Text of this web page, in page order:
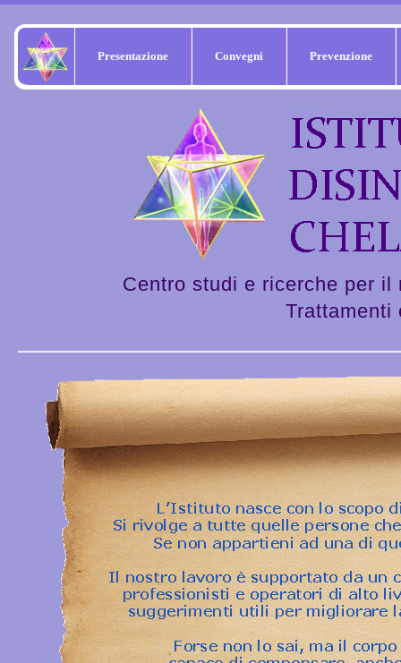
Presentazione Convegni Prevenzione
Centro studi e ricerche per